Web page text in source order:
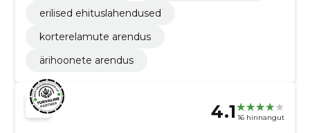
erilised ehituslahendused
korterelamute arendus
ärihoonete arendus
4.1 16 hinnangut